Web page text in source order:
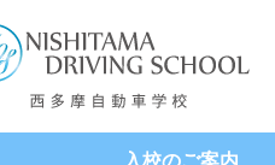
入校のご案内